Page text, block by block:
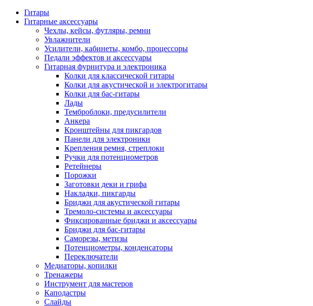
Гитары
Гитарные аксессуары
Чехлы, кейсы, футляры, ремни
Увлажнители
Усилители, кабинеты, комбо, процессоры
Педали эффектов и аксессуары
Гитарная фурнитура и электроника
Колки для классической гитары
Колки для акустической и электрогитары
Колки для бас-гитары
Лады
Темброблоки, предусилители
Анкера
Кронштейны для пикгардов
Панели для электроники
Крепления ремня, стреплоки
Ручки для потенциометров
Ретейнеры
Порожки
Заготовки деки и грифа
Накладки, пикгарды
Бриджи для акустической гитары
Тремоло-системы и аксессуары
Фиксированные бриджи и аксессуары
Бриджи для бас-гитары
Саморезы, метизы
Потенциометры, конденсаторы
Переключатели
Медиаторы, копилки
Тренажеры
Инструмент для мастеров
Каподастры
Слайды